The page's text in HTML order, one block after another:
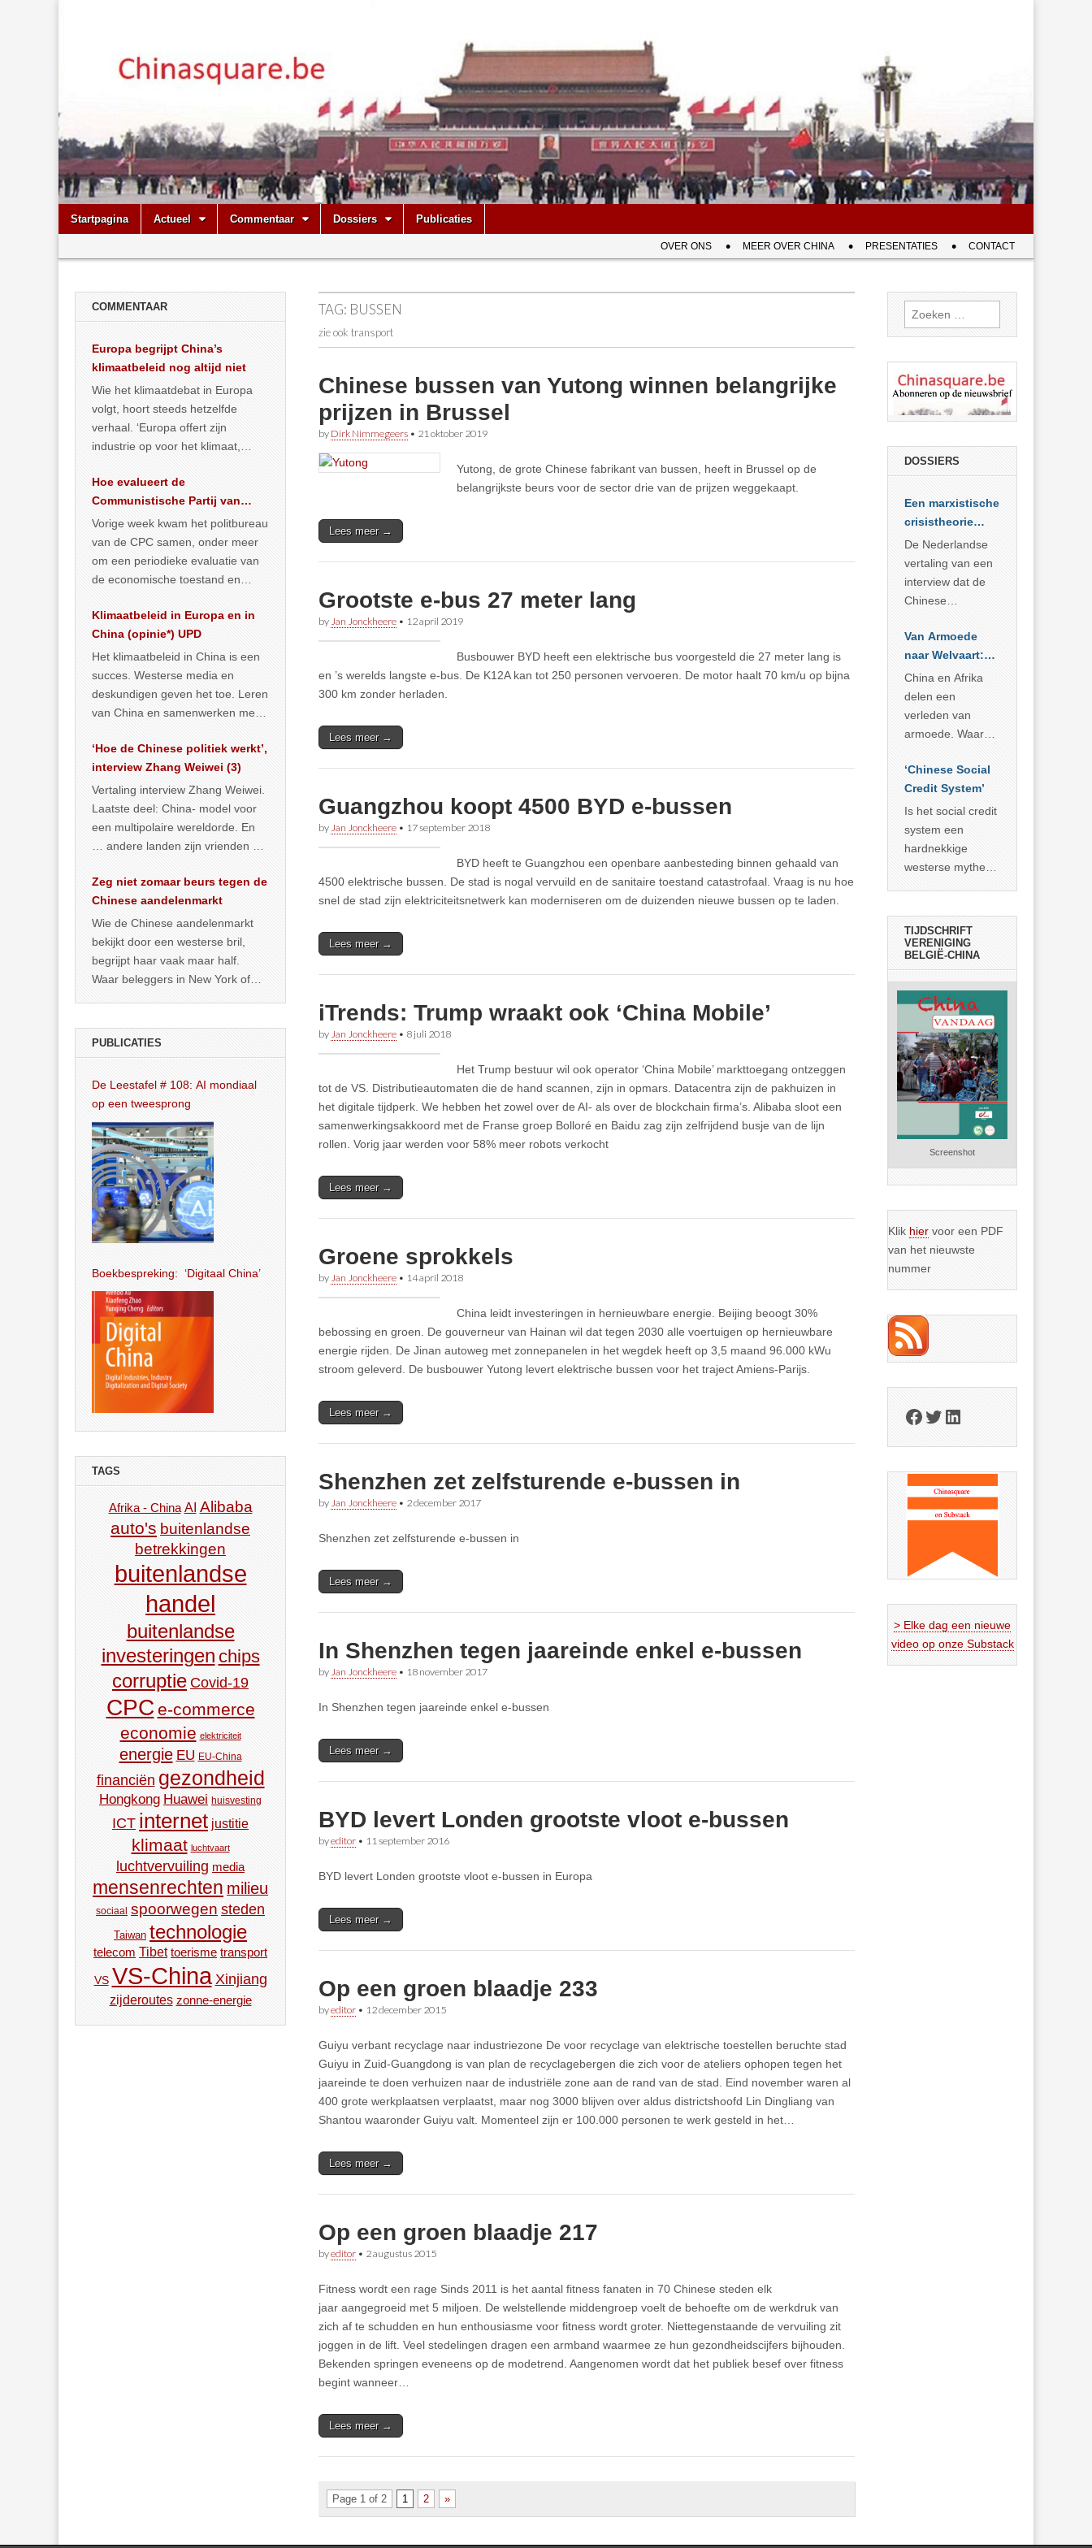
Chinasquare.be
Main
menu
Skip
Startpagina Actueel Commentaar Dossiers Publicaties
menu
OVER ONS MEER OVER CHINA PRESENTATIES CONTACT
TAG: BUSSEN
zie ook transport
Chinese bussen van Yutong winnen belangrijke
prijzen in Brussel
by Dirk Nimmegeers • 21 oktober 2019
Yutong, de grote Chinese fabrikant van bussen, heeft in Brussel op de
belangrijkste beurs voor de sector drie van de prijzen weggekaapt.
Lees meer →
Grootste e-bus 27 meter lang
by Jan Jonckheere • 12 april 2019
Busbouwer BYD heeft een elektrische bus voorgesteld die 27 meter lang is
en ’s werelds langste e-bus. De K12A kan tot 250 personen vervoeren. De motor haalt 70 km/u op bijna
300 km zonder herladen.
Lees meer →
Guangzhou koopt 4500 BYD e-bussen
by Jan Jonckheere • 17 september 2018
BYD heeft te Guangzhou een openbare aanbesteding binnen gehaald van
4500 elektrische bussen. De stad is nogal vervuild en de sanitaire toestand catastrofaal. Vraag is nu hoe
snel de stad zijn elektriciteitsnetwerk kan moderniseren om de duizenden nieuwe bussen op te laden.
Lees meer →
iTrends: Trump wraakt ook ‘China Mobile’
by Jan Jonckheere • 8 juli 2018
Het Trump bestuur wil ook operator ‘China Mobile’ markttoegang ontzeggen
tot de VS. Distributieautomaten die de hand scannen, zijn in opmars. Datacentra zijn de pakhuizen in
het digitale tijdperk. We hebben het zowel over de AI- als over de blockchain firma’s. Alibaba sloot een
samenwerkingsakkoord met de Franse groep Bolloré en Baidu zag zijn zelfrijdend busje van de lijn
rollen. Vorig jaar werden voor 58% meer robots verkocht
Lees meer →
Groene sprokkels
by Jan Jonckheere • 14 april 2018
China leidt investeringen in hernieuwbare energie. Beijing beoogt 30%
bebossing en groen. De gouverneur van Hainan wil dat tegen 2030 alle voertuigen op hernieuwbare
energie rijden. De Jinan autoweg met zonnepanelen in het wegdek heeft op 3,5 maand 96.000 kWu
stroom geleverd. De busbouwer Yutong levert elektrische bussen voor het traject Amiens-Parijs.
Lees meer →
Shenzhen zet zelfsturende e-bussen in
by Jan Jonckheere • 2 december 2017
Shenzhen zet zelfsturende e-bussen in
Lees meer →
In Shenzhen tegen jaareinde enkel e-bussen
by Jan Jonckheere • 18 november 2017
In Shenzhen tegen jaareinde enkel e-bussen
Lees meer →
BYD levert Londen grootste vloot e-bussen
byeditor • 11 september 2016
BYD levert Londen grootste vloot e-bussen in Europa
Lees meer →
Op een groen blaadje 233
byeditor • 12 december 2015
Guiyu verbant recyclage naar industriezone De voor recyclage van elektrische toestellen beruchte stad
Guiyu in Zuid-Guangdong is van plan de recyclagebergen die zich voor de ateliers ophopen tegen het
jaareinde te doen verhuizen naar de industriële zone aan de rand van de stad. Eind november waren al
400 grote werkplaatsen verplaatst, maar nog 3000 blijven over aldus districtshoofd Lin Dingliang van
Shantou waaronder Guiyu valt. Momenteel zijn er 100.000 personen te werk gesteld in het…
Lees meer →
Op een groen blaadje 217
byeditor • 2 augustus 2015
Fitness wordt een rage Sinds 2011 is het aantal fitness fanaten in 70 Chinese steden elk
jaar aangegroeid met 5 miljoen. De welstellende middengroep voelt de behoefte om de werkdruk van
zich af te schudden en hun enthousiasme voor fitness wordt groter. Niettegenstaande de vervuiling zit
joggen in de lift. Veel stedelingen dragen een armband waarmee ze hun gezondheidscijfers bijhouden.
Bekenden springen eveneens op de modetrend. Aangenomen wordt dat het publiek besef over fitness
begint wanneer…
Lees meer →
Page 1 of 2 1 2 »
COMMENTAAR
Europa begrijpt China’s
klimaatbeleid nog altijd niet
Wie het klimaatdebat in Europa
volgt, hoort steeds hetzelfde
verhaal. ‘Europa offert zijn
industrie op voor het klimaat,
vergroening… >> lees meer
Hoe evalueert de
Communistische Partij van
China de economische
situatie?
Vorige week kwam het politbureau
van de CPC samen, onder meer
om een periodieke evaluatie van
de economische toestand en
publiceerden… >> lees meer
Klimaatbeleid in Europa en in
China (opinie*) UPD
Het klimaatbeleid in China is een
succes. Westerse media en
deskundigen geven het toe. Leren
van China en samenwerken met
… >> lees meer
‘Hoe de Chinese politiek werkt’,
interview Zhang Weiwei (3)
Vertaling interview Zhang Weiwei.
Laatste deel: China- model voor
een multipolaire wereldorde. En
… andere landen zijn vrienden of
Zeg niet zomaar beurs tegen de
Chinese aandelenmarkt
Wie de Chinese aandelenmarkt
bekijkt door een westerse bril,
begrijpt haar vaak maar half.
Waar beleggers in New York of
PUBLICATIES
De Leestafel # 108: AI mondiaal
op een tweesprong
Boekbespreking: ‘Digitaal China’
TAGS
Afrika - China AI Alibaba
auto's buitenlandse
betrekkingen
buitenlandse
handel
buitenlandse
investeringen chips
corruptie Covid-19
CPC e-commerce
economie elektriciteit
energie EU EU-China
financiën gezondheid
Hongkong Huawei huisvesting
ICT internet justitie
klimaat luchtvaart
luchtvervuiling media
mensenrechten milieu
sociaal spoorwegen steden
Taiwan technologie
telecom Tibet toerisme transport
VS VS-China Xinjiang
zijderoutes zonne-energie
Zoeken
naar:
DOSSIERS
Een marxistische
crisistheorie
voor vandaag
De Nederlandse
vertaling van een
interview dat de
Chinese
Sociale
Wetenschappen
afnam van de
Britse
marxistische
econoom Michael
zien dat
… >> lees meer
Van Armoede
naar Welvaart:
Wat Afrika kan
leren van
China’s
economisch
China en Afrika
delen een
verleden van
armoede. Waar
voorbije veertig
jaar in slaagde
meer dan 800
miljoen mensen
uit de armoede
… >> lees meer
‘Chinese Social
Credit System’
Is het social credit
system een
hardnekkige
westerse mythe of
TIJDSCHRIFT
VERENIGING
BELGIË-CHINA
Screenshot
Klik hier voor een PDF
van het nieuwste
nummer
Facebook
Twitter
LinkedIn
> Elke dag een nieuwe
video op onze Substack